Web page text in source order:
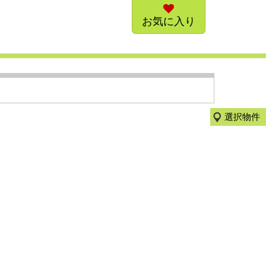
お気に入り
選択物件